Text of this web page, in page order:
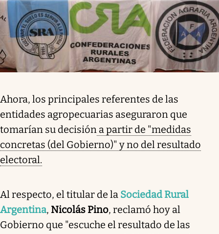
Ahora, los principales referentes de las
entidades agropecuarias aseguraron que
tomarían su decisión a partir de "medidas
concretas (del Gobierno)" y no del resultado
electoral.
Al respecto, el titular de la Sociedad Rural
Argentina, Nicolás Pino, reclamó hoy al
Gobierno que "escuche el resultado de las